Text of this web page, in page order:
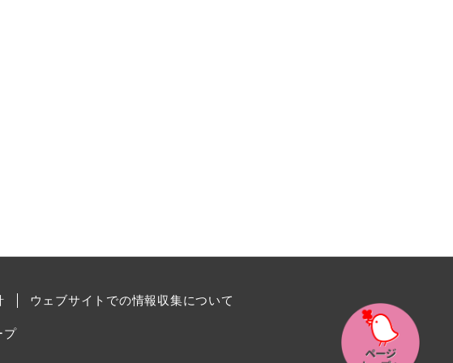
ウェブサイトでの情報収集について
プ